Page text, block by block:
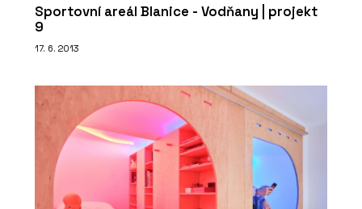
Sportovní areál Blanice - Vodňany | projekt
9
17. 6. 2013